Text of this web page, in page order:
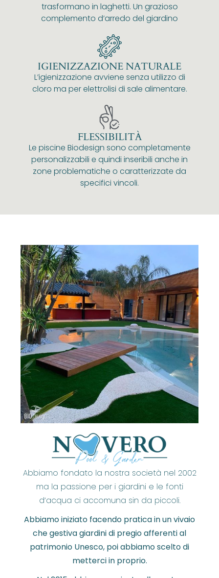
trasformano in laghetti. Un grazioso
complemento d’arredo del giardino
IGIENIZZAZIONE NATURALE
L’igienizzazione avviene senza utilizzo di
cloro ma per elettrolisi di sale alimentare.
FLESSIBILITÀ
Le piscine Biodesign sono completamente
personalizzabili e quindi inseribili anche in
zone problematiche o caratterizzate da
specifici vincoli.
Abbiamo fondato la nostra società nel 2002
ma la passione per i giardini e le fonti
d’acqua ci accomuna sin da piccoli.
Abbiamo iniziato facendo pratica in un vivaio
che gestiva giardini di pregio afferenti al
patrimonio Unesco, poi abbiamo scelto di
metterci in proprio.